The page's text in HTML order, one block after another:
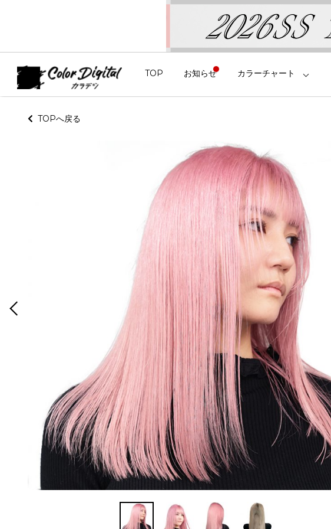
TOP お知らせ カラーチャート
TOPへ戻る